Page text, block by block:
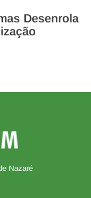
Desenrola
Nazaré